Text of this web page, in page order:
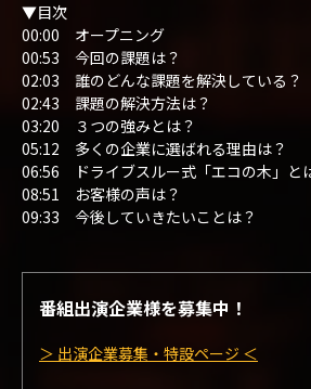
▼目次
00:00 オープニング
00:53 今回の課題は？
02:03 誰のどんな課題を解決している？
02:43 課題の解決方法は？
03:20 ３つの強みとは？
05:12 多くの企業に選ばれる理由は？
06:56 ドライブスルー式「エコの木」と
08:51 お客様の声は？
09:33 今後していきたいことは？
番組出演企業様を募集中！
＞ 出演企業募集・特設ページ ＜